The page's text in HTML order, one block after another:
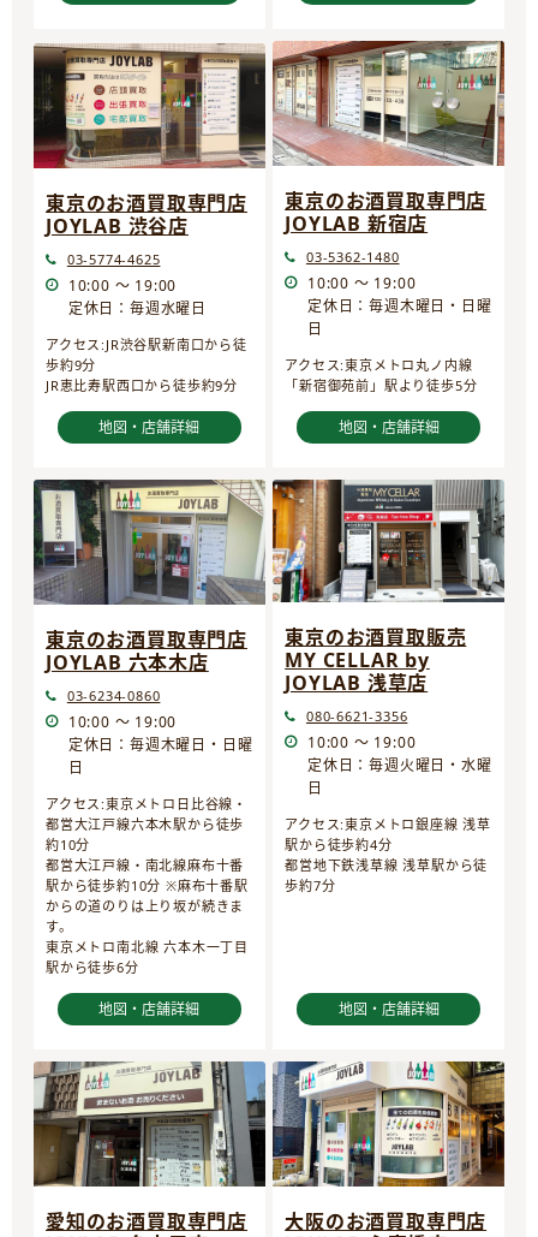
東京のお酒買取専門店
JOYLAB 渋谷店
03-5774-4625
10:00 ～ 19:00
定休日：毎週水曜日
アクセス:JR渋谷駅新南口から徒
歩約9分
JR恵比寿駅西口から徒歩約9分
地図・店舗詳細
東京のお酒買取専門店
JOYLAB 新宿店
03-5362-1480
10:00 ～ 19:00
定休日：毎週木曜日・日曜
日
アクセス:東京メトロ丸ノ内線
「新宿御苑前」駅より徒歩5分
地図・店舗詳細
東京のお酒買取専門店
JOYLAB 六本木店
03-6234-0860
10:00 ～ 19:00
定休日：毎週木曜日・日曜
日
アクセス:東京メトロ日比谷線・
都営大江戸線六本木駅から徒歩
約10分
都営大江戸線・南北線麻布十番
駅から徒歩約10分 ※麻布十番駅
からの道のりは上り坂が続きま
す。
東京メトロ南北線 六本木一丁目
駅から徒歩6分
地図・店舗詳細
東京のお酒買取販売
MY CELLAR by
JOYLAB 浅草店
080-6621-3356
10:00 ～ 19:00
定休日：毎週火曜日・水曜
日
アクセス:東京メトロ銀座線 浅草
駅から徒歩約4分
都営地下鉄浅草線 浅草駅から徒
歩約7分
地図・店舗詳細
愛知のお酒買取専門店
大阪のお酒買取専門店